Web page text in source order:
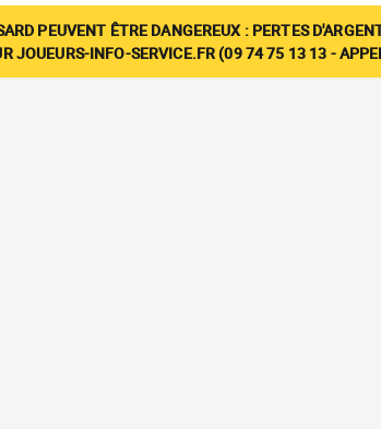
PEUVENT ÊTRE DANGEREUX : PERTES
JOUEURS-INFO-SERVICE.FR (09 74 75 13 13 -